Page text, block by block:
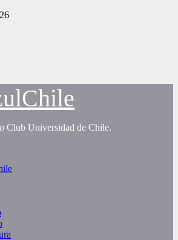
Club Universidad de Chile.